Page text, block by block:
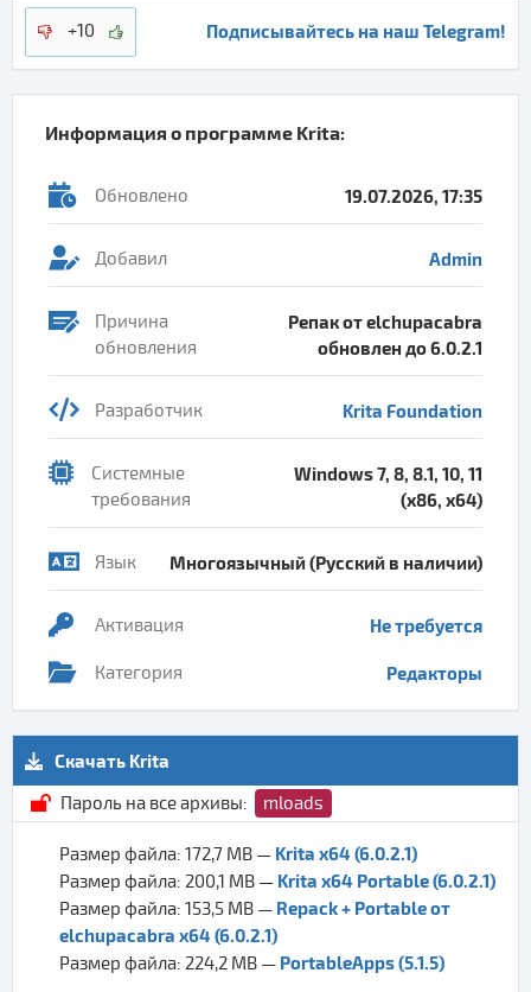
+10 Подписывайтесь на наш Telegram!
Информация о программе Krita:
Обновлено 19.07.2026, 17:35
Добавил Admin
Причина
обновления
Репак от elchupacabra
обновлен до 6.0.2.1
Разработчик Krita Foundation
Системные
требования
Windows 7, 8, 8.1, 10, 11
(x86, x64)
Язык Многоязычный (Русский в наличии)
Активация Не требуется
Категория Редакторы
Скачать Krita
Пароль на все архивы:
mloads
Размер файла: 172,7 MB — Krita x64 (6.0.2.1)
Размер файла: 200,1 MB — Krita x64 Portable (6.0.2.1)
Размер файла: 153,5 MB — Repack + Portable от
elchupacabra x64 (6.0.2.1)
Размер файла: 224,2 MB — PortableApps (5.1.5)